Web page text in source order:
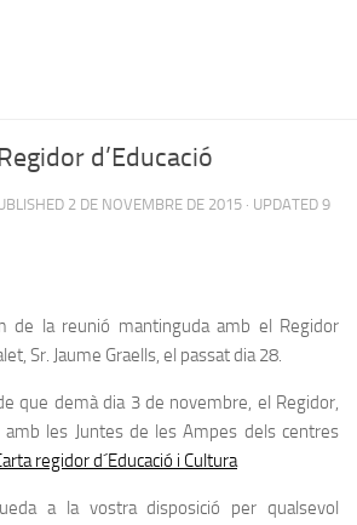
d’Educació
2 DE NOVEMBRE DE 2015 · UPDATED 9
de la reunió mantinguda amb el Regidor
Sr. Jaume Graells, el passat dia 28.
que demà dia 3 de novembre, el Regidor,
les Juntes de les Ampes dels centres
regidor d´Educació i Cultura
a la vostra disposició per qualsevol